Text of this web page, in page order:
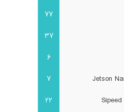
77
37
6
7
22